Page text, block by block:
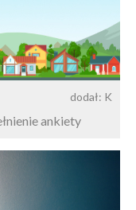
dodał: K
ankiety